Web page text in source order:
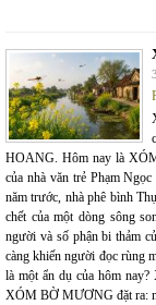
HOANG. Hôm nay là
của nhà văn trẻ Phạm
năm trước, nhà phê bình
chết của một dòng sông
người và số phận bi thảm
càng khiến người đọc rùng
là một ẩn dụ của hôm
XÓM BỜ MƯƠNG đặt ra: